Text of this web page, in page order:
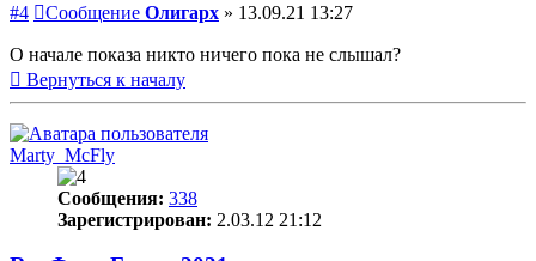
#4 Сообщение Олигарх » 13.09.21 13:27
О начале показа никто ничего пока не слышал?
Вернуться к началу
Marty_McFly
Сообщения: 338
Зарегистрирован: 2.03.12 21:12